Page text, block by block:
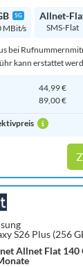
5G
MBit/s
Allnet-
SMS-Flat
bei
kann erstattet
44,99 €
89,00 €
S26 Plus (256
Allnet Flat 140